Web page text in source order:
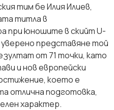
тим бе Илия Илиев,
титла в
при юношите в скийт U-
представяне той
от 71 точки, като
и нов европейски
което е
отлична подготовка,
характер.